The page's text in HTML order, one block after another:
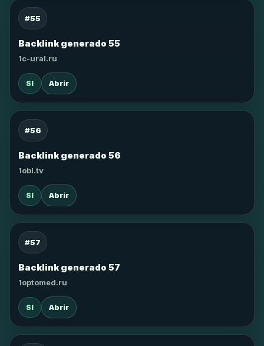
#55
Backlink generado 55
1c-ural.ru
SI Abrir
#56
Backlink generado 56
1obl.tv
SI Abrir
#57
Backlink generado 57
1optomed.ru
SI Abrir